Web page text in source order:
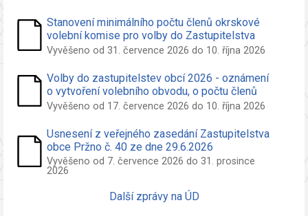
Stanovení minimálního počtu členů okrskové
volební komise pro volby do Zastupitelstva
obce Pržno
Vyvěšeno od 31. července 2026 do 10. října 2026
Volby do zastupitelstev obcí 2026 - oznámení
o vytvoření volebního obvodu, o počtu členů
zastupitelstva volených ve volebním obvodu a
nezávislého kandidáta a sdružení nezáv.
kandidátů
Vyvěšeno od 17. července 2026 do 10. října 2026
Usnesení z veřejného zasedání Zastupitelstva
obce Pržno č. 40 ze dne 29.6.2026
Vyvěšeno od 7. července 2026 do 31. prosince
2026
Další zprávy na ÚD